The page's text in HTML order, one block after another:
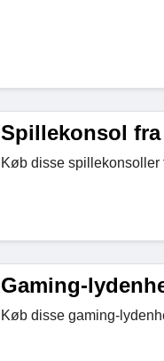
Spillekonsol fra
Køb disse spillekonsoller
Gaming-
Køb disse gaming-